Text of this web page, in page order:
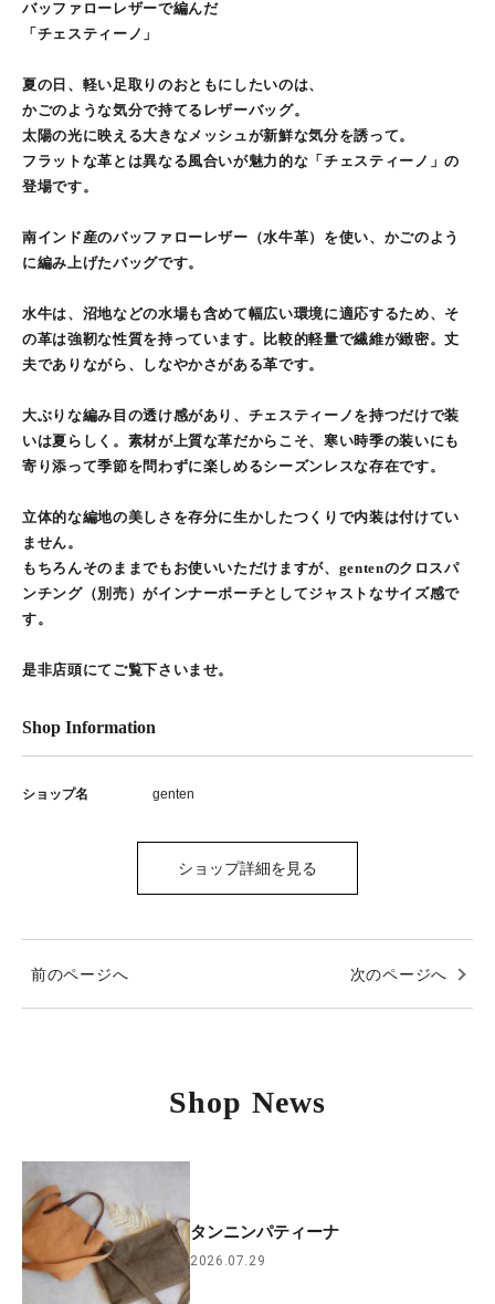
バッファローレザーで編んだ
「チェスティーノ」
夏の日、軽い足取りのおともにしたいのは、
かごのような気分で持てるレザーバッグ。
太陽の光に映える大きなメッシュが新鮮な気分を誘って。
フラットな革とは異なる風合いが魅力的な「チェスティーノ」の
登場です。
南インド産のバッファローレザー（水牛革）を使い、かごのよう
に編み上げたバッグです。
水牛は、沼地などの水場も含めて幅広い環境に適応するため、そ
の革は強靭な性質を持っています。比較的軽量で繊維が緻密。丈
夫でありながら、しなやかさがある革です。
大ぶりな編み目の透け感があり、チェスティーノを持つだけで装
いは夏らしく。素材が上質な革だからこそ、寒い時季の装いにも
寄り添って季節を問わずに楽しめるシーズンレスな存在です。
立体的な編地の美しさを存分に生かしたつくりで内装は付けてい
ません。
もちろんそのままでもお使いいただけますが、gentenのクロスパ
ンチング（別売）がインナーポーチとしてジャストなサイズ感で
す。
是非店頭にてご覧下さいませ。
Shop Information
ショップ名 genten
ショップ詳細を見る
前のページへ 次のページへ
Shop News
タンニンパティーナ
2026.07.29